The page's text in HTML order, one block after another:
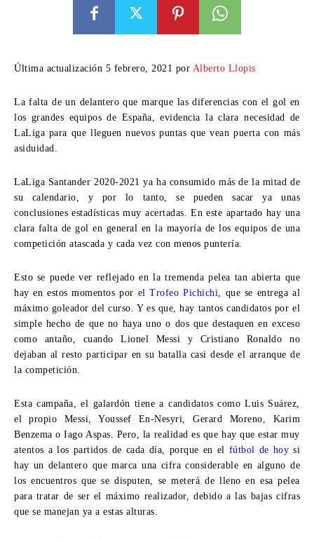
Última actualización 5 febrero, 2021 por Alberto Llopis
La falta de un delantero que marque las diferencias con el gol en
los grandes equipos de España, evidencia la clara necesidad de
LaLiga para que lleguen nuevos puntas que vean puerta con más
asiduidad.
LaLiga Santander 2020-2021 ya ha consumido más de la mitad de
su calendario, y por lo tanto, se pueden sacar ya unas
conclusiones estadísticas muy acertadas. En este apartado hay una
clara falta de gol en general en la mayoría de los equipos de una
competición atascada y cada vez con menos puntería.
Esto se puede ver reflejado en la tremenda pelea tan abierta que
hay en estos momentos por el Trofeo Pichichi , que se entrega al
máximo goleador del curso. Y es que, hay tantos candidatos por el
simple hecho de que no haya uno o dos que destaquen en exceso
como antaño, cuando Lionel Messi y Cristiano Ronaldo no
dejaban al resto participar en su batalla casi desde el arranque de
la competición.
Esta campaña, el galardón tiene a candidatos como Luis Suárez,
el propio Messi, Youssef En-Nesyri, Gerard Moreno, Karim
Benzema o Iago Aspas. Pero, la realidad es que hay que estar muy
atentos a los partidos de cada día, porque en el fútbol de hoy si
hay un delantero que marca una cifra considerable en alguno de
los encuentros que se disputen, se meterá de lleno en esa pelea
para tratar de ser el máximo realizador, debido a las bajas cifras
que se manejan ya a estas alturas.